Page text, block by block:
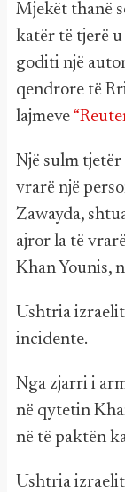
Mjekët thanë
katër të tjerë
goditi një
qendrore të
lajmeve
Një sulm tjetër
vrarë një
Zawayda,
ajror la të
Khan Younis,
Ushtria
incidente.
Nga zjarri i
në qytetin
në të paktën
Ushtria